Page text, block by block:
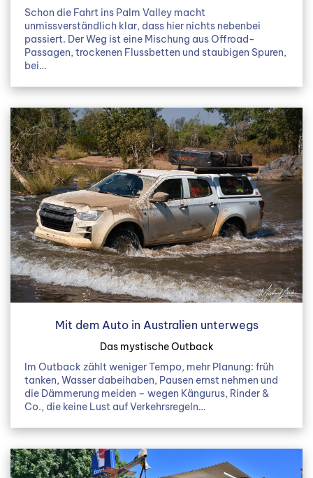
Schon die Fahrt ins Palm Valley macht
unmissverständlich klar, dass hier nichts nebenbei
passiert. Der Weg ist eine Mischung aus Offroad-
Passagen, trockenen Flussbetten und staubigen Spuren,
bei…
Mit dem Auto in Australien unterwegs
Das mystische Outback
Im Outback zählt weniger Tempo, mehr Planung: früh
tanken, Wasser dabeihaben, Pausen ernst nehmen und
die Dämmerung meiden – wegen Kängurus, Rinder &
Co., die keine Lust auf Verkehrsregeln…